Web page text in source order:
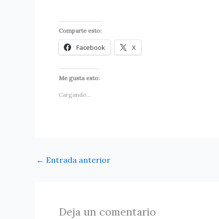
Comparte esto:
Facebook X
Me gusta esto:
Cargando...
← Entrada anterior
Deja un comentario